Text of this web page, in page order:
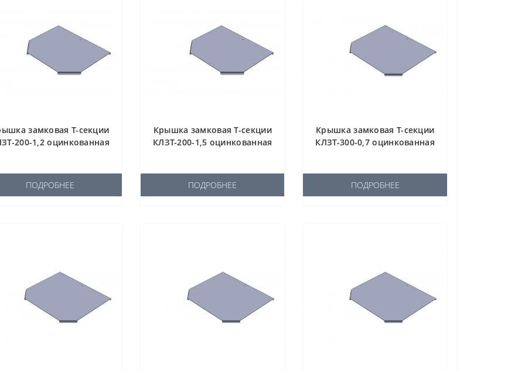
замковая Т-секции
200-1,2 оцинкованная
ПОДРОБНЕЕ
Крышка замковая Т-секции
КЛЗТ-200-1,5 оцинкованная
ПОДРОБНЕЕ
Крышка замковая Т-секции
КЛЗТ-300-0,7 оцинкованная
ПОДРОБНЕЕ